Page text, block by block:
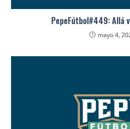
PepeFútbol#449: Allá
mayo 4,